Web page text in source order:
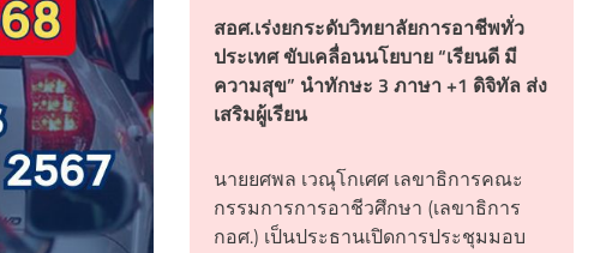
สอศ.เร่งยกระดับวิทยาลัยการอาชีพทั่ว
ประเทศ ขับเคลื่อนนโยบาย “เรียนดี มี
ความสุข” นำทักษะ 3 ภาษา +1 ดิจิทัล ส่ง
เสริมผู้เรียน
นายยศพล เวณุโกเศศ เลขาธิการคณะ
กรรมการการอาชีวศึกษา (เลขาธิการ
กอศ.) เป็นประธานเปิดการประชุมมอบ